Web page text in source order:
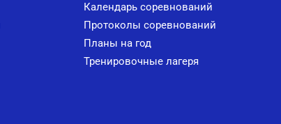
Календарь соревнований
Протоколы соревнований
Планы на год
Тренировочные лагеря